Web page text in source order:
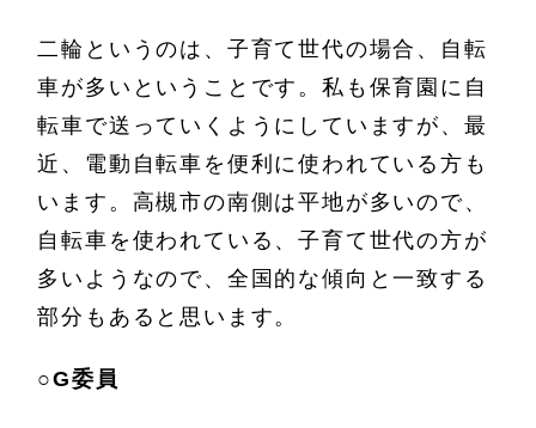
二輪というのは、子育て世代の場合、自転
車が多いということです。私も保育園に自
転車で送っていくようにしていますが、最
近、電動自転車を便利に使われている方も
います。高槻市の南側は平地が多いので、
自転車を使われている、子育て世代の方が
多いようなので、全国的な傾向と一致する
部分もあると思います。
○G委員